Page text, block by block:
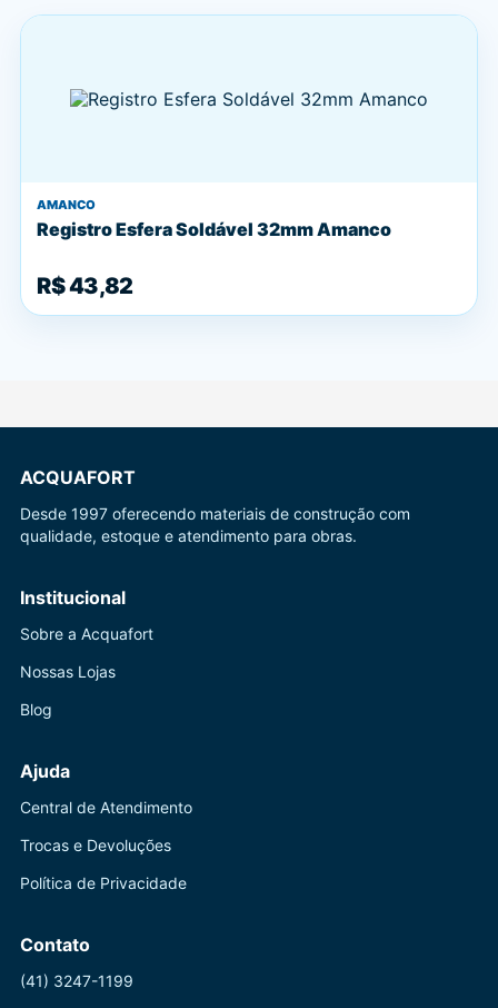
AMANCO
Registro Esfera Soldável 32mm Amanco
R$ 43,82
ACQUAFORT
Desde 1997 oferecendo materiais de construção com
qualidade, estoque e atendimento para obras.
Institucional
Sobre a Acquafort
Nossas Lojas
Blog
Ajuda
Central de Atendimento
Trocas e Devoluções
Política de Privacidade
Contato
(41) 3247-1199